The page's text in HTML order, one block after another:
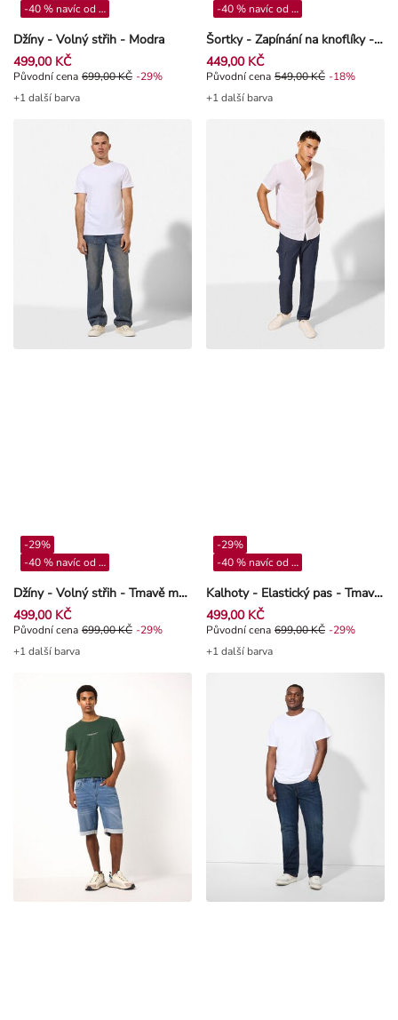
Džíny - Volný střih - Modra
-40 % navíc od 4**
499,00 KČ
Původní cena 699,00 Kč, Sleva -29%
Původní cena 699,00 KČ -29%
+1 další barva
Šortky - Zapínání na knoflíky - Modra
-40 % navíc od 4**
449,00 KČ
Původní cena 549,00 Kč, Sleva -
Původní cena 549,00 KČ -18%
+1 další barva
Džíny - Volný střih - Tmavě modrá
-29%
-40 % navíc od 4**
499,00 KČ
Původní cena 699,00 Kč, Sleva -29%
Původní cena 699,00 KČ -29%
+1 další barva
Kalhoty - Elastický pas - Tmavě modrá
-29%
-40 % navíc od 4**
499,00 KČ
Původní cena 699,00 Kč, Sleva -
Původní cena 699,00 KČ -29%
+1 další barva